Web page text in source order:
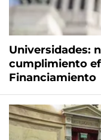
Universidades:
cumplimiento
Financiamiento